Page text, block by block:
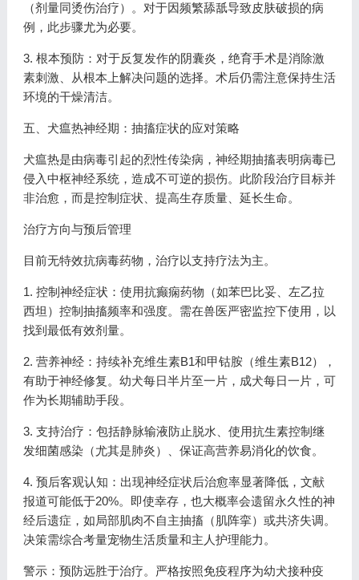
（剂量同烫伤治疗）。对于因频繁舔舐导致皮肤破损的病
例，此步骤尤为必要。
3. 根本预防：对于反复发作的阴囊炎，绝育手术是消除激
素刺激、从根本上解决问题的选择。术后仍需注意保持生活
环境的干燥清洁。
五、犬瘟热神经期：抽搐症状的应对策略
犬瘟热是由病毒引起的烈性传染病，神经期抽搐表明病毒已
侵入中枢神经系统，造成不可逆的损伤。此阶段治疗目标并
非治愈，而是控制症状、提高生存质量、延长生命。
治疗方向与预后管理
目前无特效抗病毒药物，治疗以支持疗法为主。
1. 控制神经症状：使用抗癫痫药物（如苯巴比妥、左乙拉
西坦）控制抽搐频率和强度。需在兽医严密监控下使用，以
找到最低有效剂量。
2. 营养神经：持续补充维生素B1和甲钴胺（维生素B12），
有助于神经修复。幼犬每日半片至一片，成犬每日一片，可
作为长期辅助手段。
3. 支持治疗：包括静脉输液防止脱水、使用抗生素控制继
发细菌感染（尤其是肺炎）、保证高营养易消化的饮食。
4. 预后客观认知：出现神经症状后治愈率显著降低，文献
报道可能低于20%。即使幸存，也大概率会遗留永久性的神
经后遗症，如局部肌肉不自主抽搐（肌阵挛）或共济失调。
决策需综合考量宠物生活质量和主人护理能力。
警示：预防远胜于治疗。严格按照免疫程序为幼犬接种疫